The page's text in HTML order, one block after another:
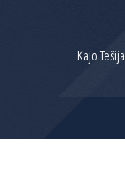
Kajo Tešija